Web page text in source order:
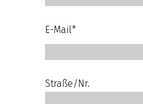
E-Mail*
Straße/Nr.